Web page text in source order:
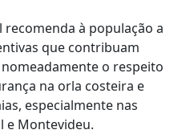
recomenda à população a
que contribuam
o respeito
na orla costeira e
especialmente nas
e Montevideu.